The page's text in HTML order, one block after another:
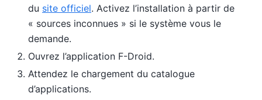
du site officiel. Activez l’installation à partir de
« sources inconnues » si le système vous le
demande.
Ouvrez l’application F-Droid.
Attendez le chargement du catalogue
d’applications.